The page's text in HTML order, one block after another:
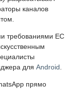
каналов
требованиями ЕС
для Android.
прямо